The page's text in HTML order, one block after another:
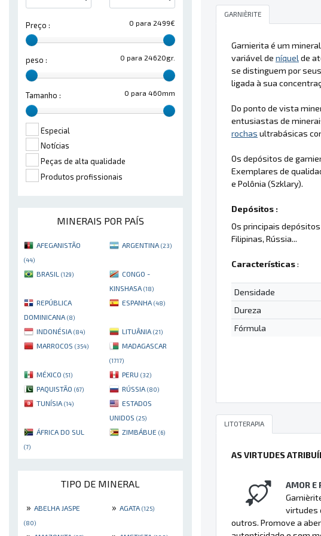
0 para 2499€
Preço :
0 para 24620gr.
peso :
0 para 460mm
Tamanho :
Especial
Notícias
Peças de alta qualidade
Produtos profissionais
MINERAIS POR PAÍS
AFEGANISTÃO
(44)
ARGENTINA (23)
BRASIL (129)
CONGO -
KINSHASA (18)
REPÚBLICA
DOMINICANA (8)
ESPANHA (48)
INDONÉSIA (84) LITUÂNIA (21)
MARROCOS (354) MADAGASCAR
(1717)
MÉXICO (51) PERU (32)
PAQUISTÃO (67) RÚSSIA (80)
TUNÍSIA (14)
ESTADOS
UNIDOS (25)
ÁFRICA DO SUL
(7)
ZIMBÁBUE (6)
TIPO DE MINERAL
» ABELHA JASPE
(80)
» AGATA (125)
GARNIÈRITE
Garnierita é um
variável de níquel de
se distinguem por
ligada à sua
Do ponto de vista
entusiastas de
rochas ultrabásicas
Os depósitos de
Exemplares de
e Polônia (Szklary).
Depósitos :
Os principais
Filipinas, Rússia...
Características:
Densidade
Dureza
Fórmula
LITOTERAPIA
AS VIRTUDES
AMOR E
virtudes
outros. Promove a